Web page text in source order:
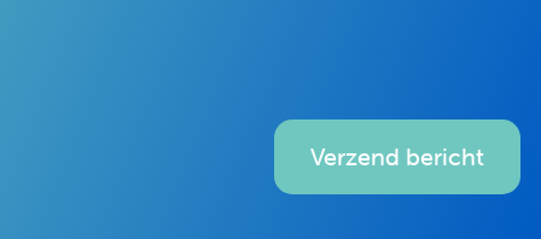
Verzend bericht